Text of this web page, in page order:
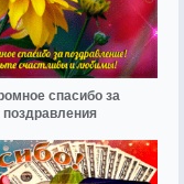
спасибо за
поздравления